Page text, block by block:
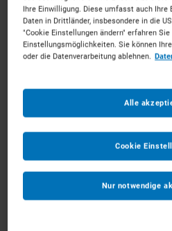
Wachstum gestalten in der
passenden Walzen für Ihr
starken Konditionen und mit
113
Ihre Einwilligung. Diese umfasst auch Ihre
Daten in Drittländer, insbesondere in die
"Cookie Einstellungen ändern" erfahren
Einstellungsmöglichkeiten. Sie können
oder die Datenverarbeitung ablehnen.
Nur notwendige
Alle
Cookie